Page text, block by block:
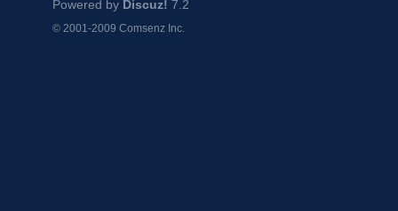
Powered by Discuz! 7.2
© 2001-2009 Comsenz Inc.